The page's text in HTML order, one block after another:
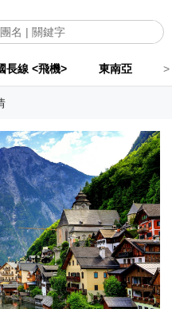
長線 <飛機> 東南亞 >